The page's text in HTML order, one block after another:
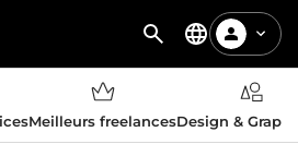
Meilleurs freelancesDesign &